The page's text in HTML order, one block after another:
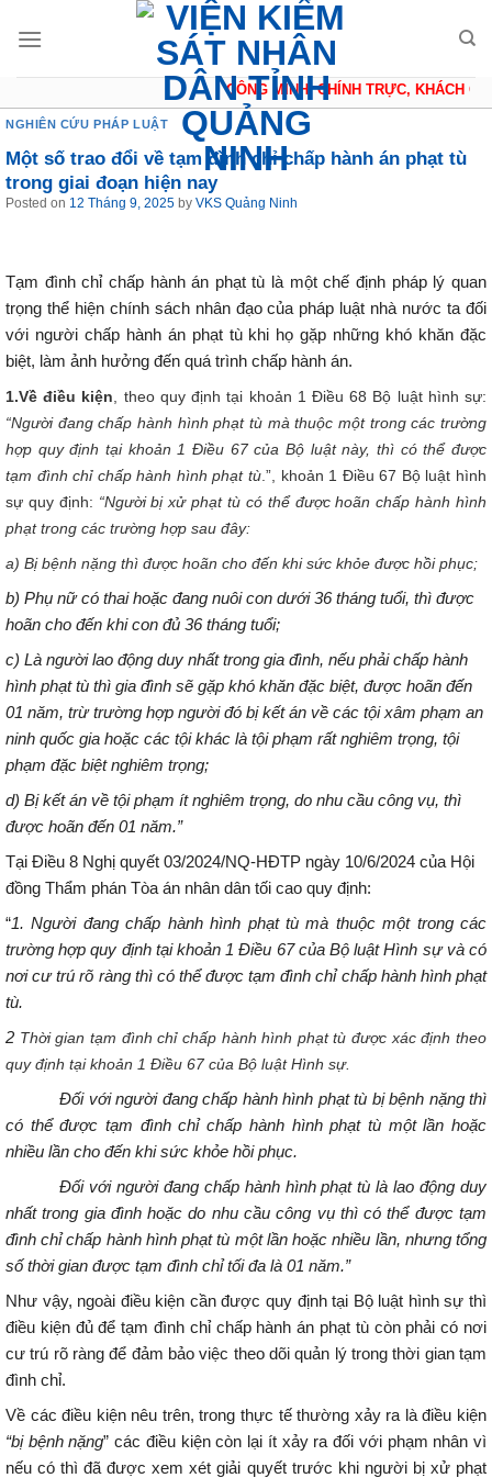
CÔNG MINH, CHÍNH TRỰC, KHÁCH
NGHIÊN CỨU PHÁP LUẬT
Một số trao đổi về tạm đình chỉ chấp hành án phạt tù
trong giai đoạn hiện nay
Posted on 12 Tháng 9, 2025 by VKS Quảng Ninh
Tạm đình chỉ chấp hành án phạt tù là một chế định pháp lý quan
trọng thể hiện chính sách nhân đạo của pháp luật nhà nước ta đối
với người chấp hành án phạt tù khi họ gặp những khó khăn đặc
biệt, làm ảnh hưởng đến quá trình chấp hành án.
1.Về điều kiện , theo quy định tại khoản 1 Điều 68 Bộ luật hình sự:
“Người đang chấp hành hình phạt tù mà thuộc một trong các trường
hợp quy định tại khoản 1 Điều 67 của Bộ luật này, thì có thể được
tạm đình chỉ chấp hành hình phạt tù .”, khoản 1 Điều 67 Bộ luật hình
sự quy định: “Người bị xử phạt tù có thể được hoãn chấp hành hình
phạt trong các trường hợp sau đây:
a) Bị bệnh nặng thì được hoãn cho đến khi sức khỏe được hồi phục;
b) Phụ nữ có thai hoặc đang nuôi con dưới 36 tháng tuổi, thì được
hoãn cho đến khi con đủ 36 tháng tuổi;
c) Là người lao động duy nhất trong gia đình, nếu phải chấp hành
hình phạt tù thì gia đình sẽ gặp khó khăn đặc biệt, được hoãn đến
01 năm, trừ trường hợp người đó bị kết án về các tội xâm phạm an
ninh quốc gia hoặc các tội khác là tội phạm rất nghiêm trọng, tội
phạm đặc biệt nghiêm trọng;
d) Bị kết án về tội phạm ít nghiêm trọng, do nhu cầu công vụ, thì
được hoãn đến 01 năm.”
Tại Điều 8 Nghị quyết 03/2024/NQ-HĐTP ngày 10/6/2024 của Hội
đồng Thẩm phán Tòa án nhân dân tối cao quy định:
“1. Người đang chấp hành hình phạt tù mà thuộc một trong các
trường hợp quy định tại khoản 1 Điều 67 của Bộ luật Hình sự và có
nơi cư trú rõ ràng thì có thể được tạm đình chỉ chấp hành hình phạt
tù.
2 Thời gian tạm đình chỉ chấp hành hình phạt tù được xác định theo
quy định tại khoản 1 Điều 67 của Bộ luật Hình sự.
Đối với người đang chấp hành hình phạt tù bị bệnh nặng thì
có thể được tạm đình chỉ chấp hành hình phạt tù một lần hoặc
nhiều lần cho đến khi sức khỏe hồi phục.
Đối với người đang chấp hành hình phạt tù là lao động duy
nhất trong gia đình hoặc do nhu cầu công vụ thì có thể được tạm
đình chỉ chấp hành hình phạt tù một lần hoặc nhiều lần, nhưng tổng
số thời gian được tạm đình chỉ tối đa là 01 năm.”
Như vậy, ngoài điều kiện cần được quy định tại Bộ luật hình sự thì
điều kiện đủ để tạm đình chỉ chấp hành án phạt tù còn phải có nơi
cư trú rõ ràng để đảm bảo việc theo dõi quản lý trong thời gian tạm
đình chỉ.
Về các điều kiện nêu trên, trong thực tế thường xảy ra là điều kiện
“bị bệnh nặng” các điều kiện còn lại ít xảy ra đối với phạm nhân vì
nếu có thì đã được xem xét giải quyết trước khi người bị xử phạt